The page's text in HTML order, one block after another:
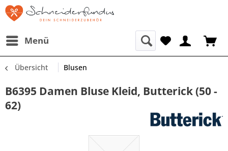
Menü
Übersicht Blusen
B6395 Damen Bluse Kleid, Butterick (50 -
62)